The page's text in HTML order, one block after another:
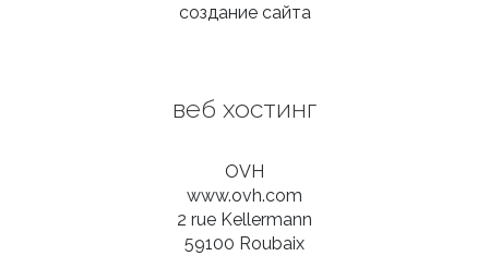
создание сайта
веб хостинг
OVH
www.ovh.com
2 rue Kellermann
59100 Roubaix